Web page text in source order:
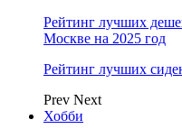
Рейтинг лучших
Москве на 2025 год
Рейтинг лучших
Prev Next
Хобби